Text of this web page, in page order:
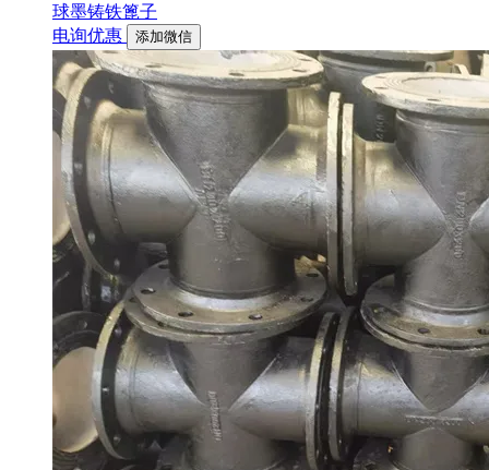
球墨铸铁篦子
电询优惠
添加微信